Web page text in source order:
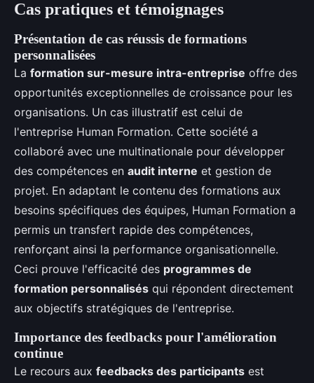
Cas pratiques et témoignages
Présentation de cas réussis de formations
personnalisées
La formation sur-mesure intra-entreprise offre des
opportunités exceptionnelles de croissance pour les
organisations. Un cas illustratif est celui de
l'entreprise Human Formation. Cette société a
collaboré avec une multinationale pour développer
des compétences en audit interne et gestion de
projet. En adaptant le contenu des formations aux
besoins spécifiques des équipes, Human Formation a
permis un transfert rapide des compétences,
renforçant ainsi la performance organisationnelle.
Ceci prouve l'efficacité des programmes de
formation personnalisés qui répondent directement
aux objectifs stratégiques de l'entreprise.
Importance des feedbacks pour l'amélioration
continue
Le recours aux feedbacks des participants est